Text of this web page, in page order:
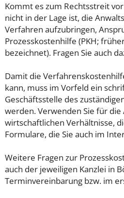
Kommt es zum Rechtsstreit
nicht in der Lage ist, die
Verfahren aufzubringen,
Prozesskostenhilfe (PKH;
bezeichnet). Fragen Sie auch
Damit die
kann, muss im Vorfeld ein
Geschäftsstelle des
werden. Verwenden Sie für
wirtschaftlichen Verhältnisse,
Formulare, die Sie auch im
Weitere Fragen zur
auch der jeweiligen Kanzlei in
Terminvereinbarung bzw. im